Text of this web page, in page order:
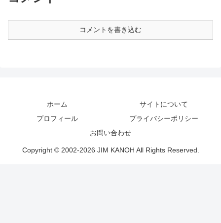
コメントを書き込む
ホーム
サイトについて
プロフィール
プライバシーポリシー
お問い合わせ
Copyright © 2002-2026 JIM KANOH All Rights Reserved.